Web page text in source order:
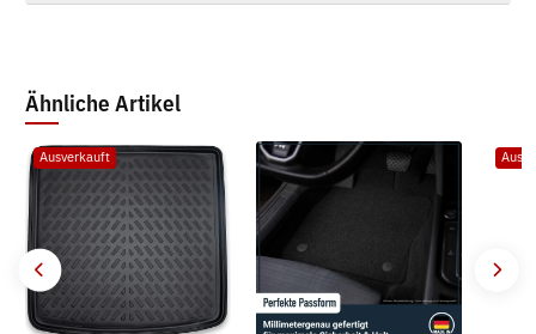
Ähnliche Artikel
Ausverkauft